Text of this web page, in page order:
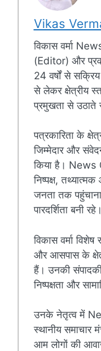
Vikas
विकास वर्मा
(Editor) और
24 वर्षों से
से लेकर क्षेत्रीय
प्रमुखता से उठाते
पत्रकारिता के
जिम्मेदार और
किया है। News
निष्पक्ष,
जनता तक
पारदर्शिता बनी रहे।
विकास वर्मा
और आसपास के
हैं। उनकी
निष्पक्षता और
उनके नेतृत्व में
स्थानीय समाचार
आम लोगों की